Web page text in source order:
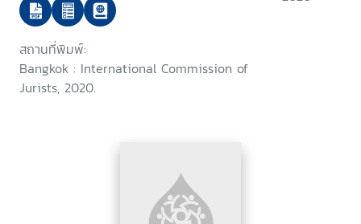
สถานที่พิมพ์:
Bangkok : International Commission of
Jurists, 2020.